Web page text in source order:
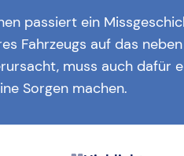
passiert ein
Fahrzeugs auf das
muss auch dafür
Sorgen machen.